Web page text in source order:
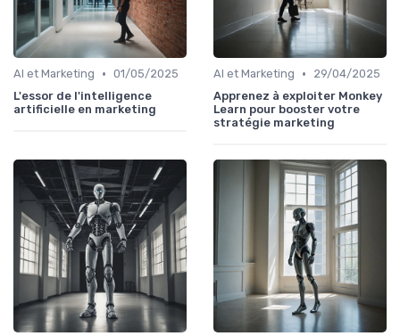
AI et Marketing • 01/05/2025
L'essor de l'intelligence
artificielle en marketing
AI et Marketing •
29/04/2025
Apprenez à exploiter Monkey
Learn pour booster votre
stratégie marketing